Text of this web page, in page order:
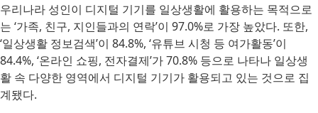
우리나라 성인이 디지털 기기를 일상생활에 활용하는 목적으로
는 ‘가족, 친구, 지인들과의 연락’이 97.0%로 가장 높았다. 또한,
‘일상생활 정보검색’이 84.8%, ‘유튜브 시청 등 여가활동’이
84.4%, ‘온라인 쇼핑, 전자결제’가 70.8% 등으로 나타나 일상생
활 속 다양한 영역에서 디지털 기기가 활용되고 있는 것으로 집
계됐다.